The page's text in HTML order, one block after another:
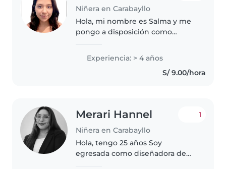
Niñera en Carabayllo
Hola, mi nombre es Salma y me
pongo a disposición como
persona responsable, amable,
muy creativa y con un profundo
Experiencia: > 4 años
S/ 9.00/hora
Merari Hannel
Niñera en Carabayllo
1
Hola, tengo 25 años Soy
egresada como diseñadora de